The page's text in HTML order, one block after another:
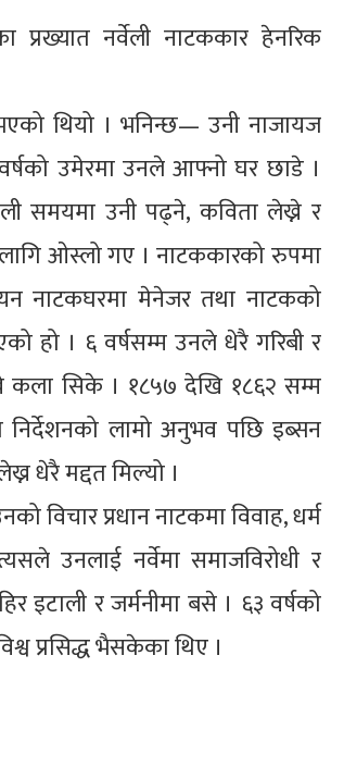
प्रख्यात नर्वेली नाटककार हेनरिक
थियो । भनिन्छ— उनी नाजायज
उमेरमा उनले आफ्नो घर छाडे ।
समयमा उनी पढ्ने, कविता लेख्ने र
ओस्लो गए । नाटककारको रुपमा
नाटकघरमा मेनेजर तथा नाटकको
हो । ६ वर्षसम्म उनले धेरै गरिबी र
सिके । १८५७ देखि १८६२ सम्म
लामो अनुभव पछि इब्सन
धेरै मद्दत मिल्यो ।
विचार प्रधान नाटकमा विवाह, धर्म
उनलाई नर्वेमा समाजविरोधी र
इटाली र जर्मनीमा बसे । ६३ वर्षको
प्रसिद्ध भैसकेका थिए ।